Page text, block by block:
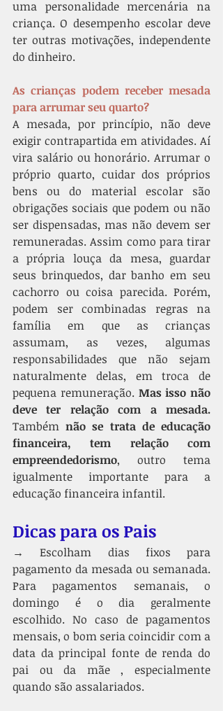
uma personalidade mercenária na
criança. O desempenho escolar deve
ter outras motivações, independente
do dinheiro.
As crianças podem receber mesada
para arrumar seu quarto?
A mesada, por princípio, não deve
exigir contrapartida em atividades. Aí
vira salário ou honorário. Arrumar o
próprio quarto, cuidar dos próprios
bens ou do material escolar são
obrigações sociais que podem ou não
ser dispensadas, mas não devem ser
remuneradas. Assim como para tirar
a própria louça da mesa, guardar
seus brinquedos, dar banho em seu
cachorro ou coisa parecida. Porém,
podem ser combinadas regras na
família em que as crianças
assumam, as vezes, algumas
responsabilidades que não sejam
naturalmente delas, em troca de
pequena remuneração. Mas isso não
Também não se trata de educação
financeira, tem relação com
empreendedorismo, outro tema
igualmente importante para a
educação financeira infantil.
Dicas para os Pais
→ Escolham dias fixos para
pagamento da mesada ou semanada.
Para pagamentos semanais, o
domingo é o dia geralmente
escolhido. No caso de pagamentos
mensais, o bom seria coincidir com a
data da principal fonte de renda do
pai ou da mãe , especialmente
quando são assalariados.